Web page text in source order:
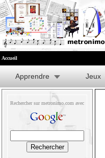
Accueil
Apprendre Jeux
Rechercher sur metronimo.com avec